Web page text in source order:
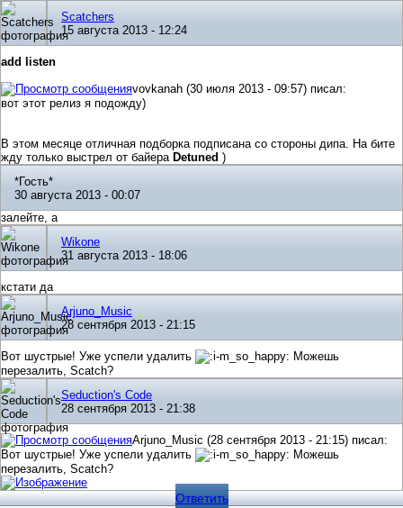
Scatchers
15 августа 2013 - 12:24
add listen
vovkanah (30 июля 2013 - 09:57) писал:
вот этот релиз я подожду)
В этом месяце отличная подборка подписана со стороны дипа. На бите
жду только выстрел от байера Detuned )
*Гость*
30 августа 2013 - 00:07
залейте, а
Wikone
31 августа 2013 - 18:06
кстати да
Arjuno_Music
28 сентября 2013 - 21:15
Вот шустрые! Уже успели удалить
Можешь
перезалить, Scatch?
Seduction's Code
28 сентября 2013 - 21:38
Arjuno_Music (28 сентября 2013 - 21:15) писал:
Вот шустрые! Уже успели удалить
Можешь
перезалить, Scatch?
Ответить